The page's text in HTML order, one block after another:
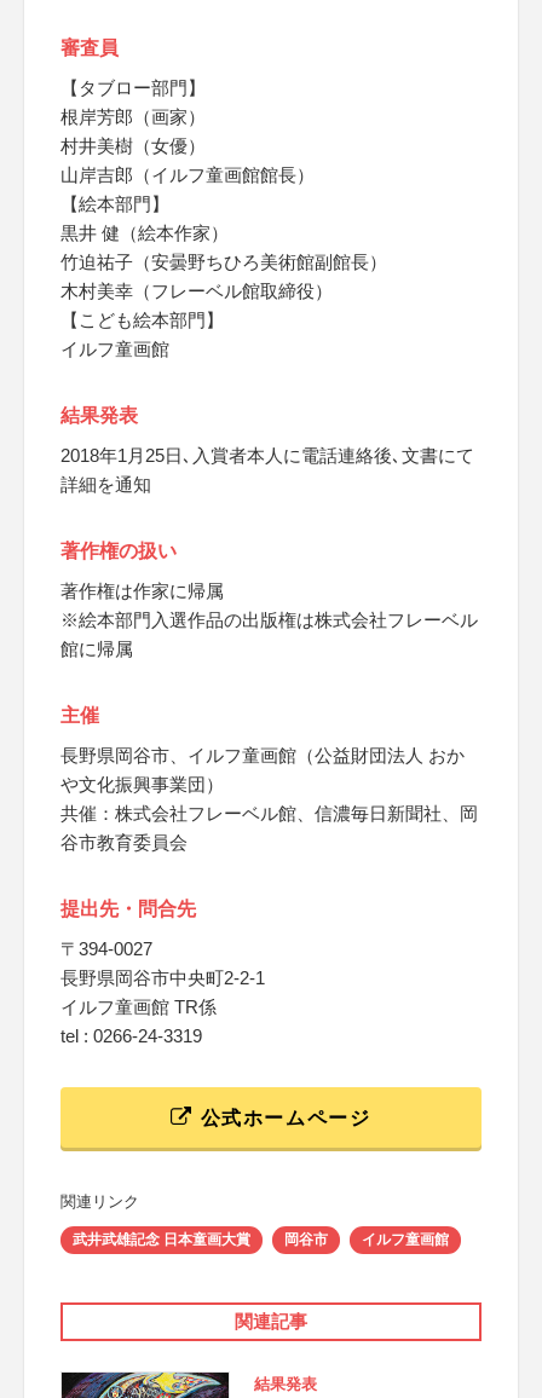
審査員
【タブロー部門】
根岸芳郎（画家）
村井美樹（女優）
山岸吉郎（イルフ童画館館長）
【絵本部門】
黒井 健（絵本作家）
竹迫祐子（安曇野ちひろ美術館副館長）
木村美幸（フレーベル館取締役）
【こども絵本部門】
イルフ童画館
結果発表
2018年1月25日､入賞者本人に電話連絡後､文書にて
詳細を通知
著作権の扱い
著作権は作家に帰属
※絵本部門入選作品の出版権は株式会社フレーベル
館に帰属
主催
長野県岡谷市、イルフ童画館（公益財団法人 おか
や文化振興事業団）
共催：株式会社フレーベル館、信濃毎日新聞社、岡
谷市教育委員会
提出先・問合先
〒394-0027
長野県岡谷市中央町2-2-1
イルフ童画館 TR係
tel : 0266-24-3319
公式ホームページ
関連リンク
武井武雄記念 日本童画大賞 岡谷市 イルフ童画館
関連記事
結果発表